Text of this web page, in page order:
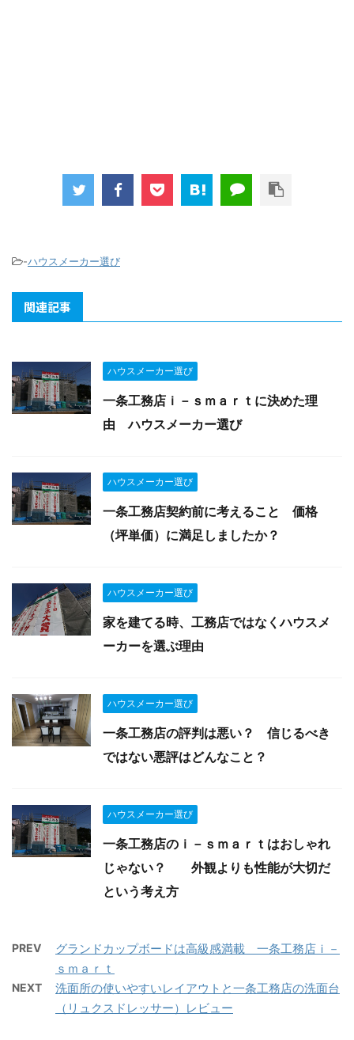
-ハウスメーカー選び
関連記事
ハウスメーカー選び
一条工務店ｉ－ｓｍａｒｔに決めた理
由 ハウスメーカー選び
ハウスメーカー選び
一条工務店契約前に考えること 価格
（坪単価）に満足しましたか？
ハウスメーカー選び
家を建てる時、工務店ではなくハウスメ
ーカーを選ぶ理由
ハウスメーカー選び
一条工務店の評判は悪い？ 信じるべき
ではない悪評はどんなこと？
ハウスメーカー選び
一条工務店のｉ－ｓｍａｒｔはおしゃれ
じゃない？ 外観よりも性能が大切だ
という考え方
PREV
グランドカップボードは高級感満載 一条工務店ｉ－
ｓｍａｒｔ
NEXT
洗面所の使いやすいレイアウトと一条工務店の洗面台
（リュクスドレッサー）レビュー